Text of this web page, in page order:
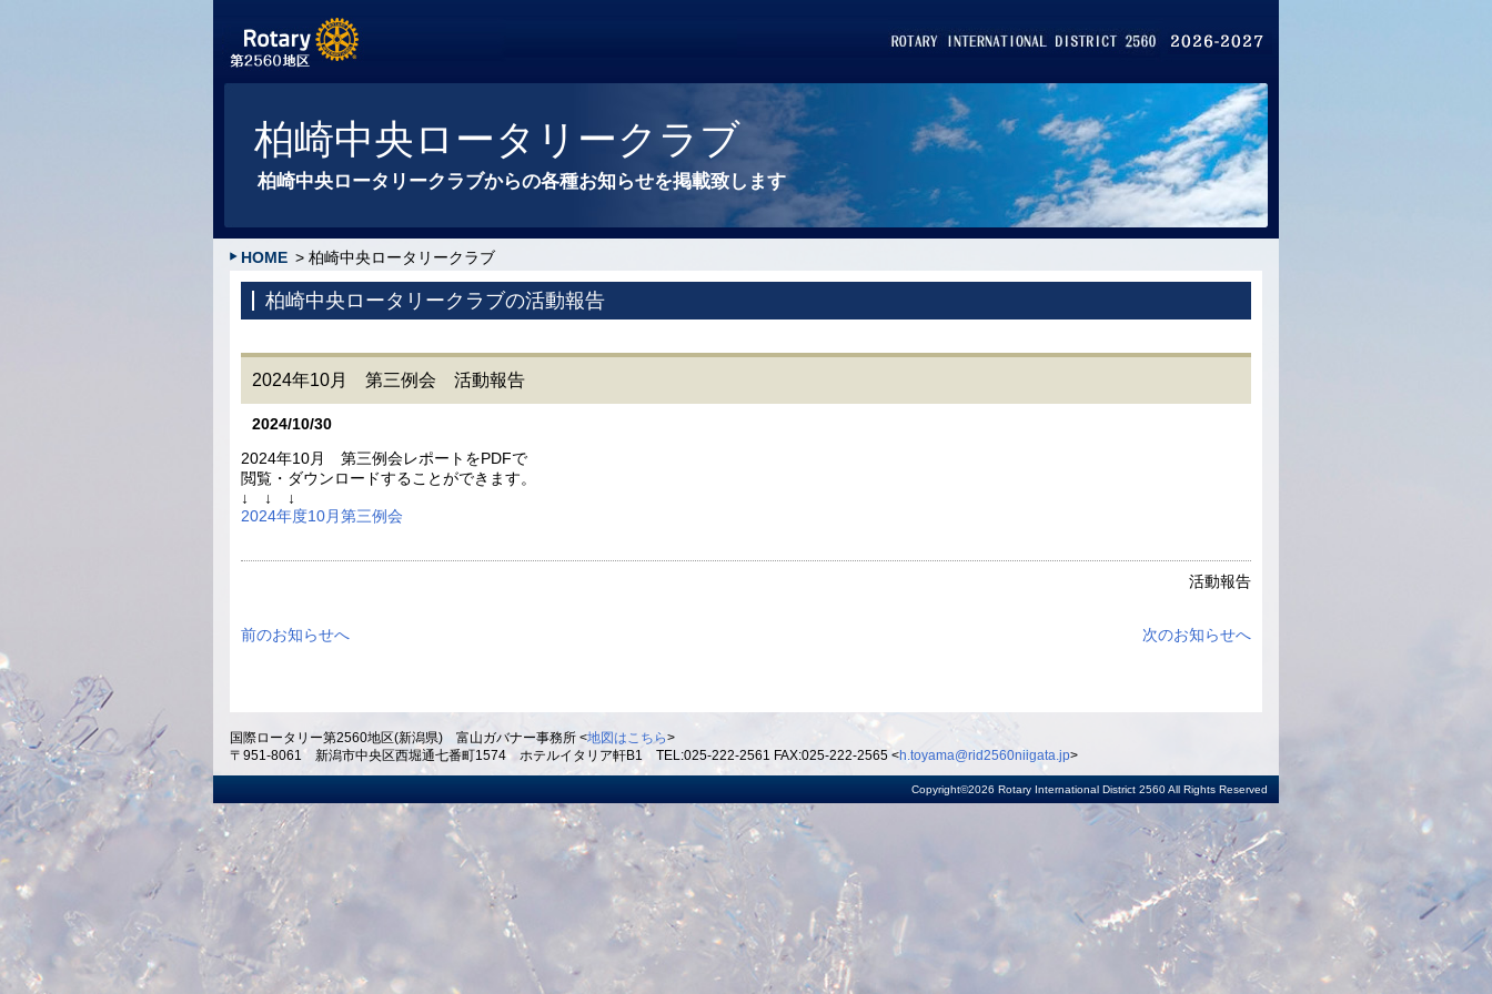
柏崎中央ロータリークラブ
柏崎中央ロータリークラブからの各種お知らせを掲載致します
HOME > 柏崎中央ロータリークラブ
柏崎中央ロータリークラブの活動報告
2024年10月 第三例会 活動報告
2024/10/30
2024年10月 第三例会レポートをPDFで
閲覧・ダウンロードすることができます。
↓ ↓ ↓
2024年度10月第三例会
活動報告
前のお知らせへ 次のお知らせへ
国際ロータリー第2560地区(新潟県) 富山ガバナー事務所 <地図はこちら>
〒951-8061 新潟市中央区西堀通七番町1574 ホテルイタリア軒B1 TEL:025-222-2561 FAX:025-222-2565 <h.toyama@rid2560niigata.jp>
Copyright©2026 Rotary International District 2560 All Rights Reserved